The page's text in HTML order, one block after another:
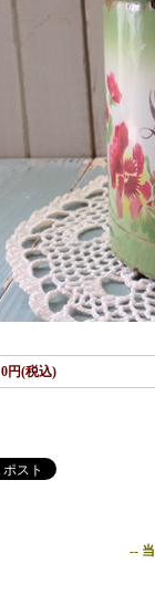
0円(税込)
--